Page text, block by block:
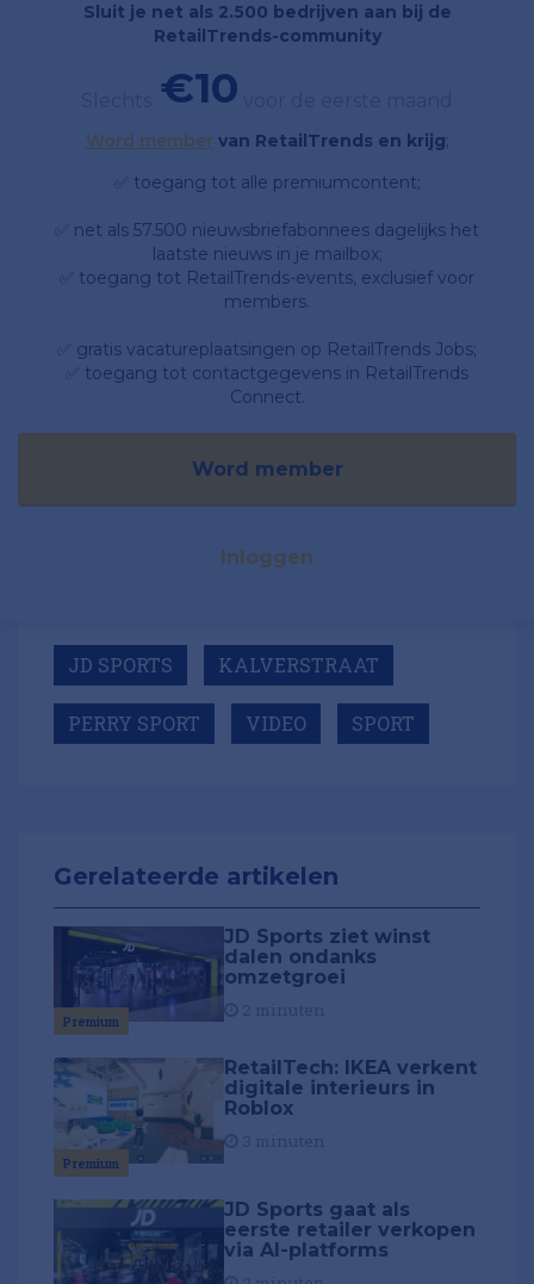
Sluit je net als 2.500 bedrijven aan bij de
RetailTrends-community
€10
Word member van RetailTrends en krijg;
✅ toegang tot alle premiumcontent;
✅ net als 57.500 nieuwsbriefabonnees dagelijks het
laatste nieuws in je mailbox;
✅ toegang tot RetailTrends-events, exclusief voor
members.
✅ gratis vacatureplaatsingen op RetailTrends Jobs;
✅ toegang tot contactgegevens in RetailTrends
Connect.
Word member
Inloggen
JD SPORTS KALVERSTRAAT
PERRY SPORT VIDEO SPORT
Gerelateerde artikelen
Premium
JD Sports ziet winst
dalen ondanks
omzetgroei
Premium
RetailTech: IKEA verkent
digitale interieurs in
Roblox
JD Sports gaat als
eerste retailer verkopen
via AI-platforms